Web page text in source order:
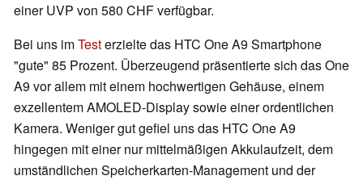
einer UVP von 580 CHF verfügbar.
Bei uns imTesterzielte das HTC One A9 Smartphone
"gute" 85 Prozent. Überzeugend präsentierte sich das One
A9 vor allem mit einem hochwertigen Gehäuse, einem
exzellentem AMOLED-Display sowie einer ordentlichen
Kamera. Weniger gut gefiel uns das HTC One A9
hingegen mit einer nur mittelmäßigen Akkulaufzeit, dem
umständlichen Speicherkarten-Management und der